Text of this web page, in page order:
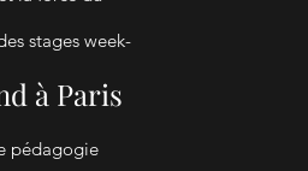
stages week-
à Paris
pédagogie